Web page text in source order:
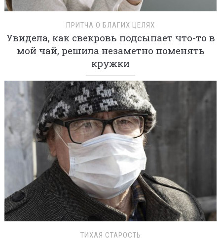
ПРИТЧА О БЛАГИХ ЦЕЛЯХ
Увидела, как свекровь подсыпает что-то в
мой чай, решила незаметно поменять
кружки
ТИХАЯ СТАРОСТЬ